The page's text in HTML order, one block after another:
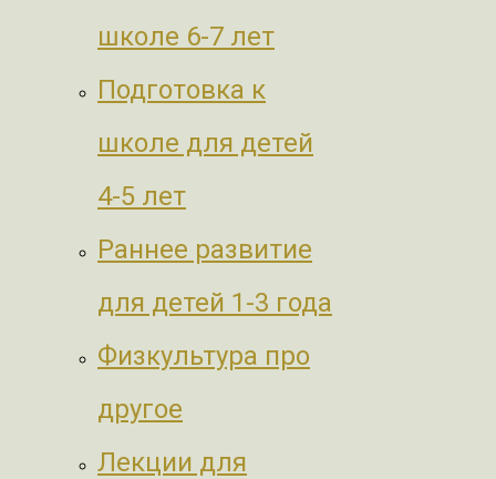
школе 6-7 лет
Подготовка к
школе для детей
4-5 лет
Раннее развитие
для детей 1-3 года
Физкультура про
другое
Лекции для